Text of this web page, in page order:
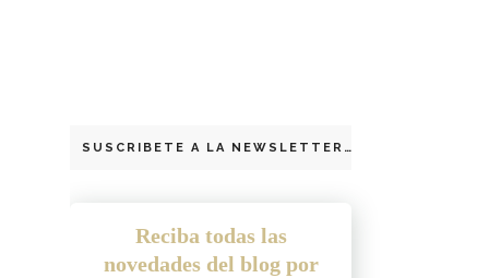
SUSCRIBETE A LA NEWSLETTER
Reciba todas las
novedades del blog por